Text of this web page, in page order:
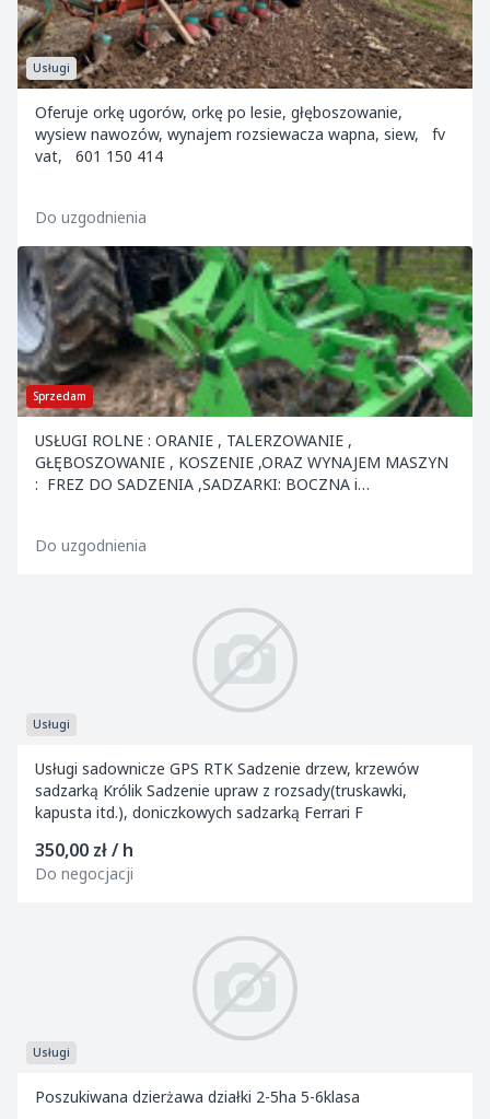
Usługi
Oferuje orkę ugorów, orkę po lesie, głęboszowanie,
wysiew nawozów, wynajem rozsiewacza wapna, siew, fv
vat, 601 150 414
Do uzgodnienia
Sprzedam
USŁUGI ROLNE : ORANIE , TALERZOWANIE ,
GŁĘBOSZOWANIE , KOSZENIE ,ORAZ WYNAJEM MASZYN
: FREZ DO SADZENIA ,SADZARKI: BOCZNA i
Do uzgodnienia
Usługi
Usługi sadownicze GPS RTK Sadzenie drzew, krzewów
sadzarką Królik Sadzenie upraw z rozsady(truskawki,
kapusta itd.), doniczkowych sadzarką Ferrari F
350,00 zł / h
Do negocjacji
Usługi
Poszukiwana dzierżawa działki 2-5ha 5-6klasa